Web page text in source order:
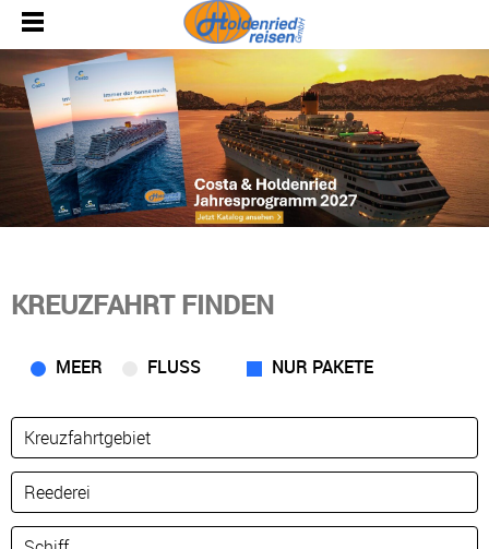
KREUZFAHRT FINDEN
MEER FLUSS NUR PAKETE